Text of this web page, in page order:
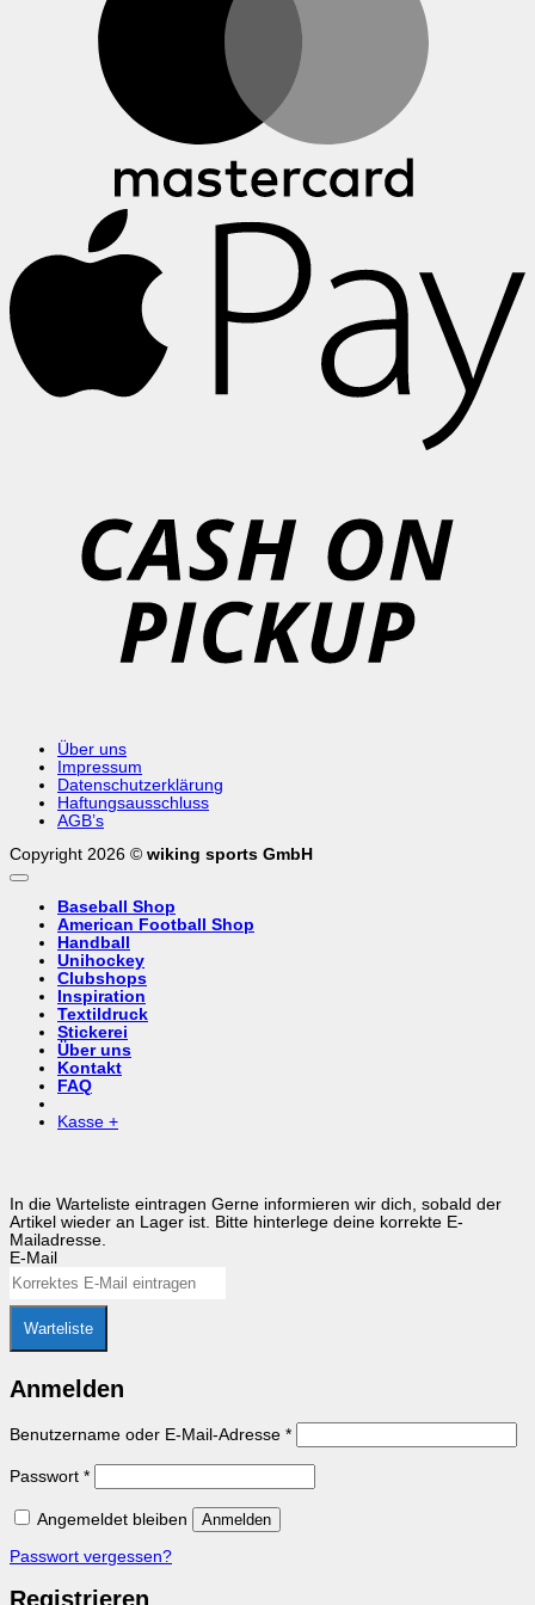
Über uns
Impressum
Datenschutzerklärung
Haftungsausschluss
AGB’s
Copyright 2026 © wiking sports GmbH
Baseball Shop
American Football Shop
Handball
Unihockey
Clubshops
Inspiration
Textildruck
Stickerei
Über uns
Kontakt
FAQ
Kasse +
In die Warteliste eintragen Gerne informieren wir dich, sobald der
Artikel wieder an Lager ist. Bitte hinterlege deine korrekte E-
Mailadresse.
E-Mail
Warteliste
Anmelden
Benutzername oder E-Mail-Adresse *Erforderlich
Passwort *Erforderlich
Angemeldet bleiben Anmelden
Passwort vergessen?
Registrieren